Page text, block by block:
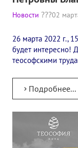
✔️ Заказать
Международный
Международный
Новости 02
26 марта 2022 г.,
будет интересно!
теософскими
Подробнее...